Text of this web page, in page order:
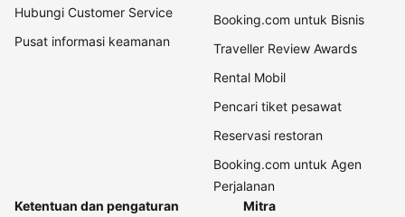
Hubungi Customer Service
Pusat informasi keamanan
Booking.com untuk Bisnis
Traveller Review Awards
Rental Mobil
Pencari tiket pesawat
Reservasi restoran
Booking.com untuk Agen
Perjalanan
Ketentuan dan pengaturan
Mitra